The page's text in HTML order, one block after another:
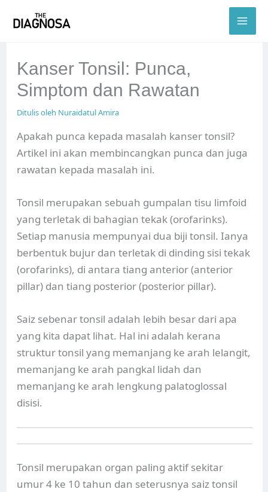
Kanser Tonsil: Punca,
Simptom dan Rawatan
Ditulis oleh Nuraidatul Amira
Apakah punca kepada masalah kanser tonsil?
Artikel ini akan membincangkan punca dan juga
rawatan kepada masalah ini.
Tonsil merupakan sebuah gumpalan tisu limfoid
yang terletak di bahagian tekak (orofarinks).
Setiap manusia mempunyai dua biji tonsil. Ianya
berbentuk bujur dan terletak di dinding sisi tekak
(orofarinks), di antara tiang anterior (anterior
pillar) dan tiang posterior (posterior pillar).
Saiz sebenar tonsil adalah lebih besar dari apa
yang kita dapat lihat. Hal ini adalah kerana
struktur tonsil yang memanjang ke arah lelangit,
memanjang ke arah pangkal lidah dan
memanjang ke arah lengkung palatoglossal
disisi.
Tonsil merupakan organ paling aktif sekitar
umur 4 ke 10 tahun dan seterusnya saiz tonsil